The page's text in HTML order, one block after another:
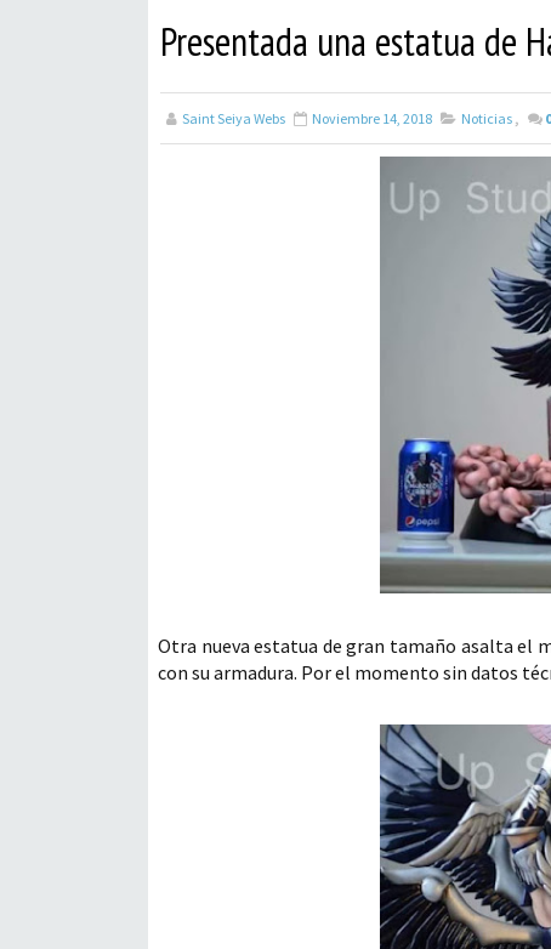
Presentada una estatua de
Saint Seiya Webs Noviembre 14, 2018 Noticias , 0
Otra nueva estatua de gran tamaño asalta el
con su armadura. Por el momento sin datos